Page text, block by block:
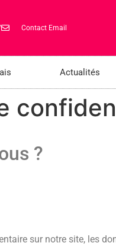
Contact Email
Actualités
?
sur notre site, les